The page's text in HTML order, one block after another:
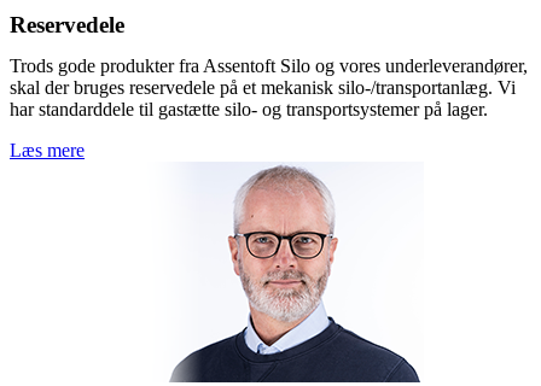
Reservedele
Trods gode produkter fra Assentoft Silo og vores underleverandører,
skal der bruges reservedele på et mekanisk silo-/transportanlæg. Vi
har standarddele til gastætte silo- og transportsystemer på lager.
Læs mere